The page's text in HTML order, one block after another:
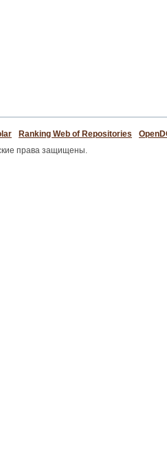
Ranking Web of Repositories
права защищены.